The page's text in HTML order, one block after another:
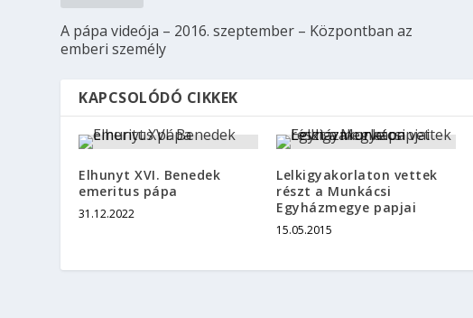
A pápa videója – 2016. szeptember – Központban az
emberi személy
KAPCSOLÓDÓ CIKKEK
Elhunyt XVI. Benedek
emeritus pápa
31.12.2022
Lelkigyakorlaton vettek
részt a Munkácsi
Egyházmegye papjai
15.05.2015